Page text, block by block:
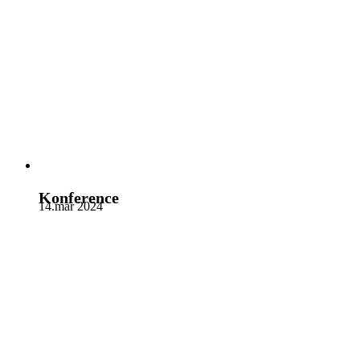
Konference
14.mar 2024